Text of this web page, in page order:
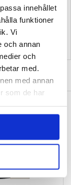
innehållet
funktioner
Vi
och annan
och
med.
med annan
som de har
,iPhone 16 Plus
Glas Skärmskydd -